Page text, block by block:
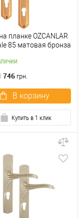
планке OZCANLAR
85 матовая бронза
746 грн.
В корзину
Купить в 1 клик